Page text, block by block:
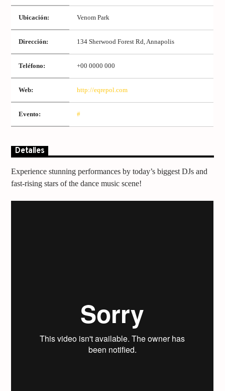
Ubicación: Venom Park
Dirección: 134 Sherwood Forest Rd, Annapolis
Teléfono: +00 0000 000
Web: http://eqrepol.com
Evento: #
Detalles
Experience stunning performances by today’s biggest DJs and
fast-rising stars of the dance music scene!